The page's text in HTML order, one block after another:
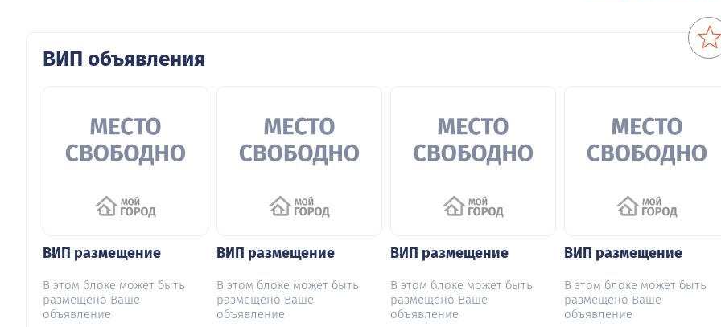
ВИП объявления
ВИП размещение
В этом блоке может быть
размещено Ваше
объявление
ВИП размещение
В этом блоке может быть
размещено Ваше
объявление
ВИП размещение
В этом блоке может быть
размещено Ваше
объявление
ВИП размещение
В этом блоке может быть
размещено Ваше
объявление